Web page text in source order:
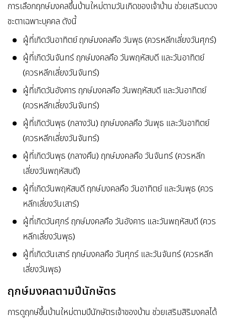
การเลือกฤกษ์มงคลขึ้นบ้านใหม่ตามวันเกิดของเจ้าบ้าน ช่วยเสริมดวง
ชะตาเฉพาะบุคคล ดังนี้
ผู้ที่เกิดวันอาทิตย์ ฤกษ์มงคลคือ วันพุธ (ควรหลีกเลี่ยงวันศุกร์)
ผู้ที่เกิดวันจันทร์ ฤกษ์มงคลคือ วันพฤหัสบดี และวันอาทิตย์
(ควรหลีกเลี่ยงวันจันทร์)
ผู้ที่เกิดวันอังคาร ฤกษ์มงคลคือ วันพฤหัสบดี และวันอาทิตย์
(ควรหลีกเลี่ยงวันจันทร์)
ผู้ที่เกิดวันพุธ (กลางวัน) ฤกษ์มงคลคือ วันพุธ และวันอาทิตย์
(ควรหลีกเลี่ยงวันจันทร์)
ผู้ที่เกิดวันพุธ (กลางคืน) ฤกษ์มงคลคือ วันจันทร์ (ควรหลีก
เลี่ยงวันพฤหัสบดี)
ผู้ที่เกิดวันพฤหัสบดี ฤกษ์มงคลคือ วันอาทิตย์ และวันพุธ (ควร
หลีกเลี่ยงวันเสาร์)
ผู้ที่เกิดวันศุกร์ ฤกษ์มงคลคือ วันอังคาร และวันพฤหัสบดี (ควร
หลีกเลี่ยงวันพุธ)
ผู้ที่เกิดวันเสาร์ ฤกษ์มงคลคือ วันศุกร์ และวันจันทร์ (ควรหลีก
เลี่ยงวันพุธ)
ฤกษ์มงคลตามปีนักษัตร
การดูฤกษ์ขึ้นบ้านใหม่ตามปีนักษัตรเจ้าของบ้าน ช่วยเสริมสิริมงคลได้